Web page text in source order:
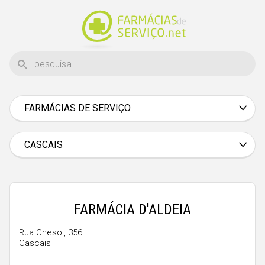
FARMÁCIAS DE SERVIÇO
Braga
Bragança
Castelo Branco
Évora
CASCAIS
FARMÁCIA D'ALDEIA
Rua Chesol, 356
Cascais